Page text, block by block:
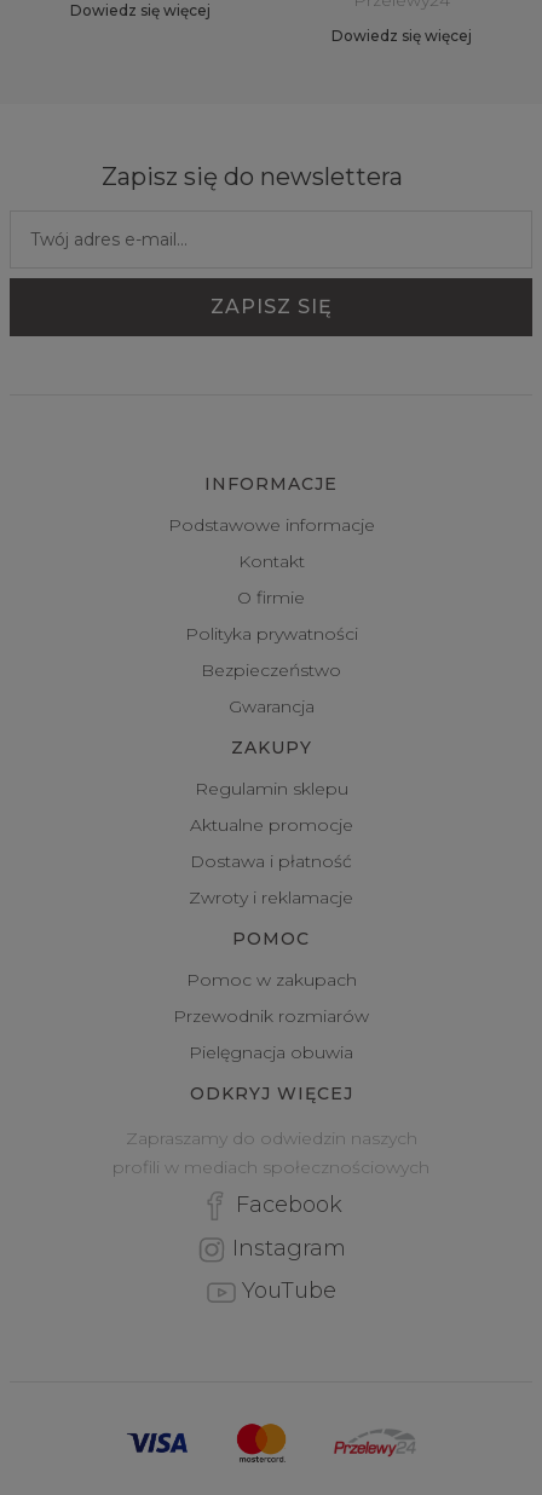
Dowiedz się więcej
Dowiedz się więcej
Zapisz się do newslettera
INFORMACJE
Podstawowe informacje
Kontakt
O firmie
Polityka prywatności
Bezpieczeństwo
Gwarancja
ZAKUPY
Regulamin sklepu
Aktualne promocje
Dostawa i płatność
Zwroty i reklamacje
POMOC
Pomoc w zakupach
Przewodnik rozmiarów
Pielęgnacja obuwia
ODKRYJ WIĘCEJ
Zapraszamy do odwiedzin naszych
profili w mediach społecznościowych
Facebook
Instagram
YouTube